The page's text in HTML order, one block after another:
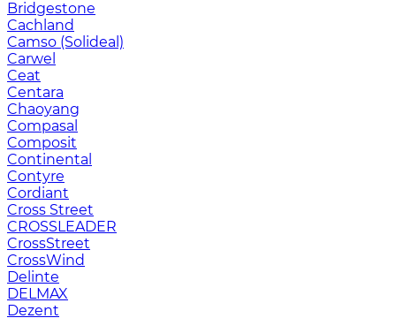
Bridgestone
Cachland
Camso (Solideal)
Carwel
Ceat
Centara
Chaoyang
Compasal
Composit
Continental
Contyre
Cordiant
Cross Street
CROSSLEADER
CrossStreet
CrossWind
Delinte
DELMAX
Dezent